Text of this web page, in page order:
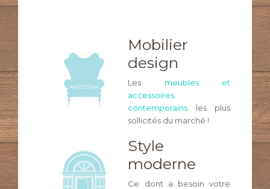
Mobilier
design
Les meubles et
accessoires
contemporains les plus
sollicités du marché !
Style
moderne
Ce dont a besoin votre